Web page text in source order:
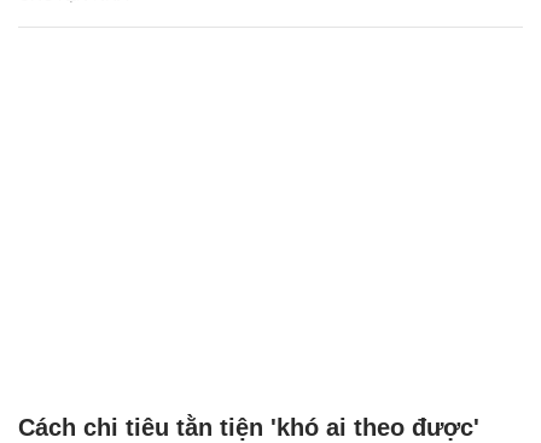
Cách chi tiêu tằn tiện 'khó ai theo được'